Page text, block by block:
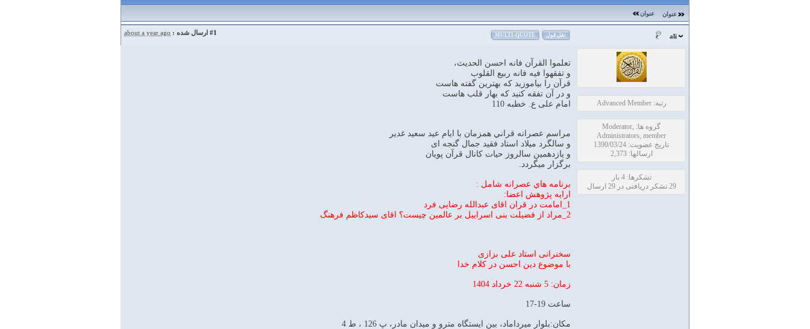
عنوان عنوان
ali
#1 ارسال شده : about a year ago نقل قول MULTI-QUOTE
رتبه: Advanced Member
گروه ها: Moderator,
Administrators, member
تاریخ عضویت: 1390/03/24
ارسالها: 2,373
تشکرها: 4 بار
29 تشکر دریافتی در 29 ارسال
تعلموا القرآن فانه احسن الحديث،
و تفقهوا فيه فانه ربيع القلوب
قرآن را بياموزيد كه بهترين گفته هاست
و در آن تفقه كنيد كه بهار قلب هاست
امام علی ع. خطبه 110
مراسم عصرانه قراني همزمان با ايام عيد سعيد غدير
و سالگرد ميلاد استاد فقید جمال گنجه ای
و یازدهمین سالروز حیات کانال قرآن پویان
برگزار ميگردد.
برنامه هاي عصرانه شامل :
ارایه پژوهش اعضا:
1_امامت در قران اقای عبدالله رضایی فرد
2_مراد از فضیلت بنی اسراییل بر عالمین چیست؟ اقای سیدکاظم فرهنگ
سخنرانی استاد علی بزازی
با موضوع دين احسن در كلام خدا
زمان: 5 شنبه 22 خرداد 1404
ساعت 19-17
مكان:بلوار میرداماد، بین ایستگاه مترو و میدان مادر، پ 126 ، ط 4